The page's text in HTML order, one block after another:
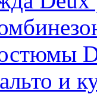
и